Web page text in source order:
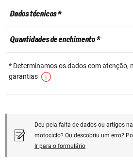
Dados técnicos *
Quantidades de enchimento *
* Determinamos os dados com atenção,
garantias
Deu pela falta de dados ou artigos
motociclo? Ou descobriu um erro?
Ir para o formulário